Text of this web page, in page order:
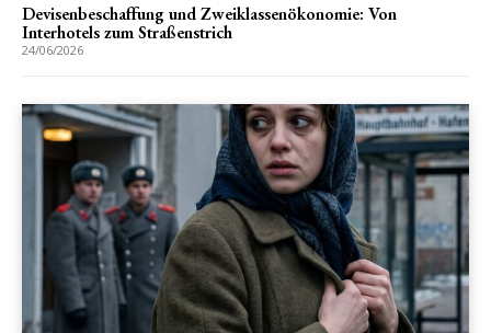
Devisenbeschaffung und Zweiklassenökonomie: Von
Interhotels zum Straßenstrich
24/06/2026